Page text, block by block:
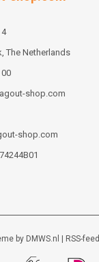
The Netherlands
shop.com
shop.com
by DMWS.nl | RSS-feed